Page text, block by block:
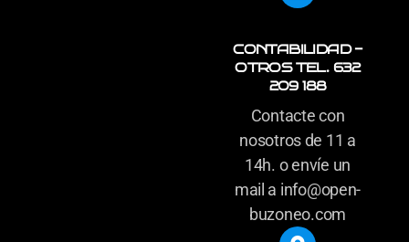
CONTABILIDAD -
OTROS TEL. 632
209 188
Contacte con
nosotros de 11 a
14h. o envíe un
mail a info@open-
buzoneo.com